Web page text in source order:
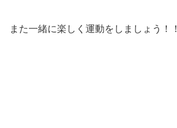
また一緒に楽しく運動をしましょう！！